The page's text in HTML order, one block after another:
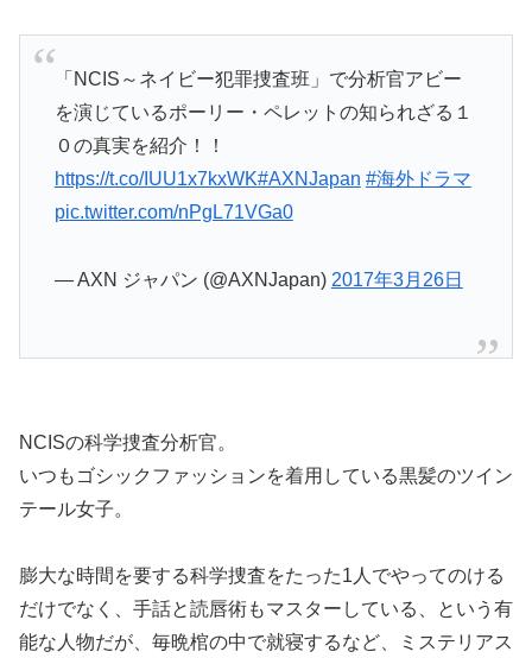
「NCIS～ネイビー犯罪捜査班」で分析官アビー
を演じているポーリー・ペレットの知られざる１
０の真実を紹介！！
https://t.co/IUU1x7kxWK#AXNJapan #海外ドラマ
pic.twitter.com/nPgL71VGa0
— AXN ジャパン (@AXNJapan) 2017年3月26日
NCISの科学捜査分析官。
いつもゴシックファッションを着用している黒髪のツイン
テール女子。
膨大な時間を要する科学捜査をたった1人でやってのける
だけでなく、手話と読唇術もマスターしている、という有
能な人物だが、毎晩棺の中で就寝するなど、ミステリアス